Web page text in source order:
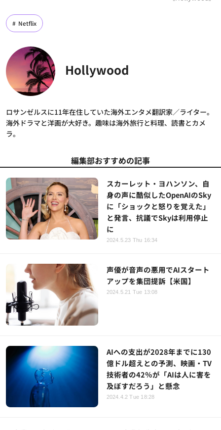
Netflix
Hollywood
ロサンゼルスに11年在住していた海外エンタメ翻訳家／ライター。
海外ドラマと洋画が大好き。趣味は海外旅行と料理、読書とカメ
ラ。
編集部おすすめの記事
スカーレット・ヨハンソン、自
身の声に酷似したOpenAIのSky
に「ショックと怒りを覚えた」
と発言、抗議でSkyは利用停止
に
2024.5.23 Thu 16:34
声優が音声の悪用でAIスタート
アップを集団提訴【米国】
2024.5.21 Tue 13:08
AIへの支出が2028年までに130
億ドル超えとの予測、映画・TV
技術者の42％が「AIは人に害を
及ぼすだろう」と懸念
2024.4.2 Tue 18:28